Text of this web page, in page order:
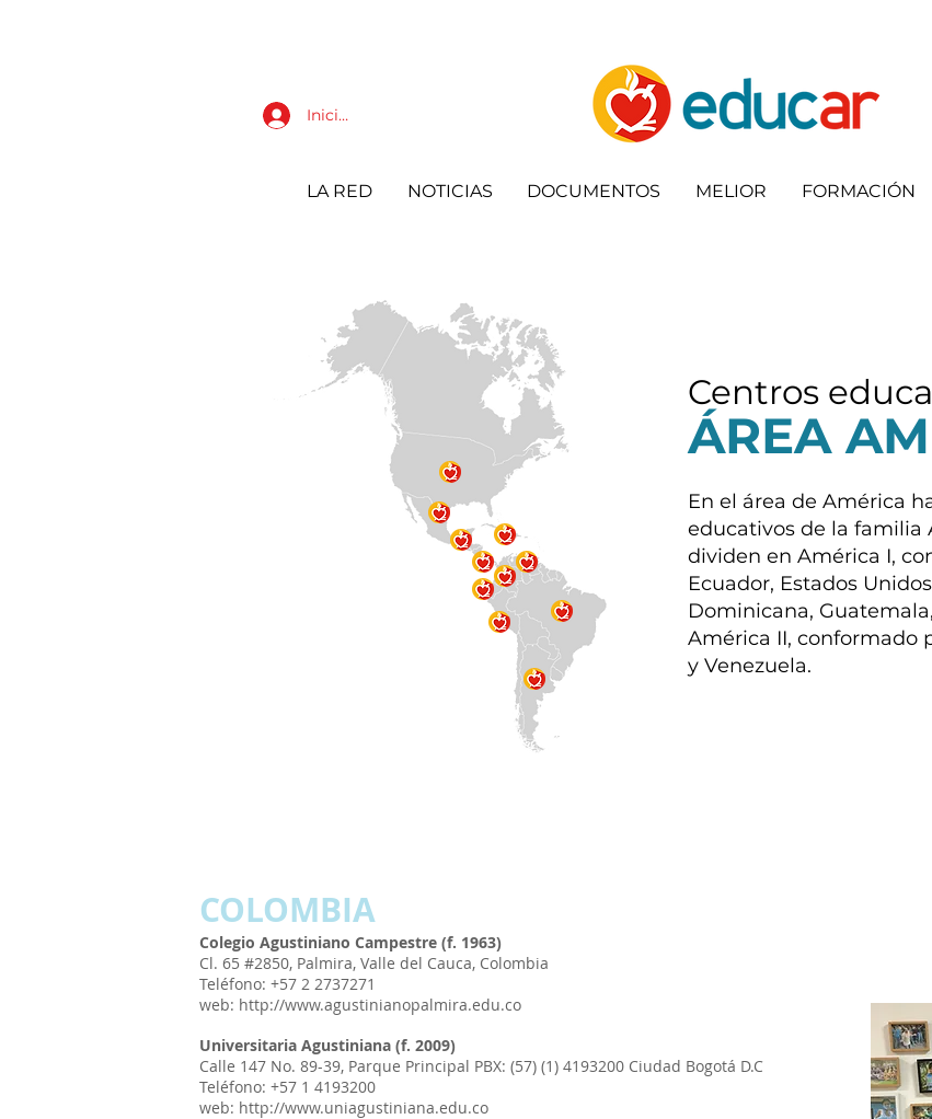
Iniciar sesión
LA RED NOTICIAS DOCUMENTOS MELIOR FORMACIÓN
Centros
ÁREA
En el área de América
educativos de la familia
dividen en América I,
Ecuador, Estados
Dominicana,
América II, conformado
y Venezuela.
COLOMBIA
Colegio Agustiniano Campestre (f. 1963)
Cl. 65 #2850, Palmira, Valle del Cauca, Colombia
Teléfono: +57 2 2737271
web: http://www.agustinianopalmira.edu.co
Universitaria Agustiniana (f. 2009)
Calle 147 No. 89-39, Parque Principal PBX: (57) (1) 4193200 Ciudad Bogotá D.C
Teléfono: +57 1 4193200
web: http://www.uniagustiniana.edu.co